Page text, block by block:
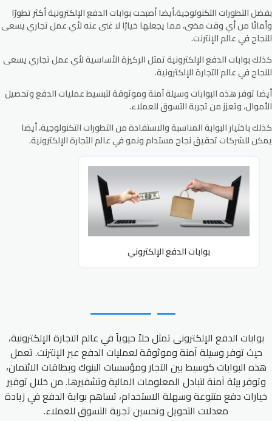
بفضل التطورات التكنولوجية،أيضا أصبحت بوابات الدفع الإلكترونية أكثر تطورًا
وأمانًا من أي وقت مضى، مما يجعلها خيارًا لا غنى عنه لأي عمل تجاري يسعى
للنجاح في عالم الإنترنت.
كذلك بوابات الدفع الإلكترونية تمثل الركيزة الأساسية لأي عمل تجاري يسعى
للنجاح في عالم التجارة الإلكترونية.
أيضا توفر هذه البوابات وسيلة آمنة وموثوقة لتبسيط عمليات الدفع وتحصيل
الأموال، وتعزز من تجربة التسوق للعملاء.
كذلك باختيار البوابة المناسبة والاستفادة من التطورات التكنولوجية، أيضا
يمكن للشركات تحقيق نجاح مستدام ونمو في عالم التجارة الإلكترونية.
بوابات الدفع الإلكتروني
بوابات الدفع الإلكترونى تمثل حلاً حيوياً في عالم التجارة الإلكترونية،
حيث توفر وسيلة آمنة وموثوقة لعمليات الدفع عبر الإنترنت. تعمل
هذه البوابات كوسيط بين التجار ومؤسسات البنوك وبطاقات الائتمان،
وتوفر بيئة آمنة لتبادل المعلومات المالية وتشفيرها. من خلال توفير
خيارات دفع متنوعة وسهلة الاستخدام، تساهم بوابة الدفع في زيادة
معدلات التحويل وتحسين تجربة التسوق للعملاء.